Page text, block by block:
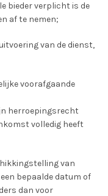
bieder verplicht is de
af te nemen;
van de dienst,
voorafgaande
herroepingsrecht
volledig heeft
van
bepaalde datum of
dan voor